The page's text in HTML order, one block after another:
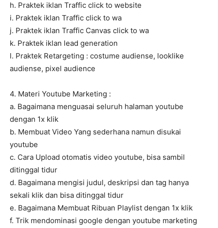
h. Praktek iklan Traffic click to website
i. Praktek iklan Traffic click to wa
j. Praktek iklan Traffic Canvas click to wa
k. Praktek iklan lead generation
l. Praktek Retargeting : costume audiense, looklike
audiense, pixel audience
4. Materi Youtube Marketing :
a. Bagaimana menguasai seluruh halaman youtube
dengan 1x klik
b. Membuat Video Yang sederhana namun disukai
youtube
c. Cara Upload otomatis video youtube, bisa sambil
ditinggal tidur
d. Bagaimana mengisi judul, deskripsi dan tag hanya
sekali klik dan bisa ditinggal tidur
e. Bagaimana Membuat Ribuan Playlist dengan 1x klik
f. Trik mendominasi google dengan youtube marketing